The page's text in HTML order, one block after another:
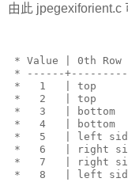
由此 jpegexiforient.c
* Value | 0th
* ------
*   1   | top
*   2   | top
*   3   | bottom
*   4   | bottom
*   5   | left
*   6   | right
*   7   | right
*   8   | left